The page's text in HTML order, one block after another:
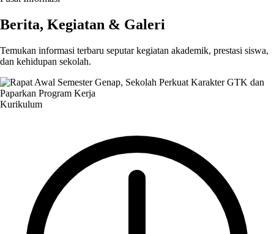
Berita, Kegiatan & Galeri
Temukan informasi terbaru seputar kegiatan akademik, prestasi siswa,
dan kehidupan sekolah.
Kurikulum